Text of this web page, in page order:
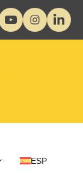
ESP